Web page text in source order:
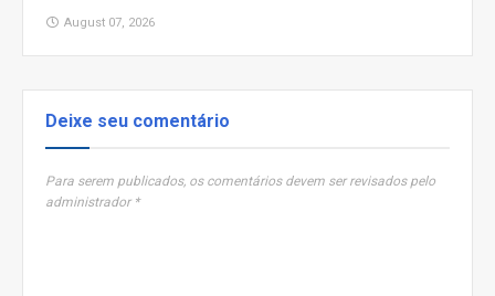
August 07, 2026
Deixe seu comentário
Para serem publicados, os comentários devem ser revisados pelo
administrador *